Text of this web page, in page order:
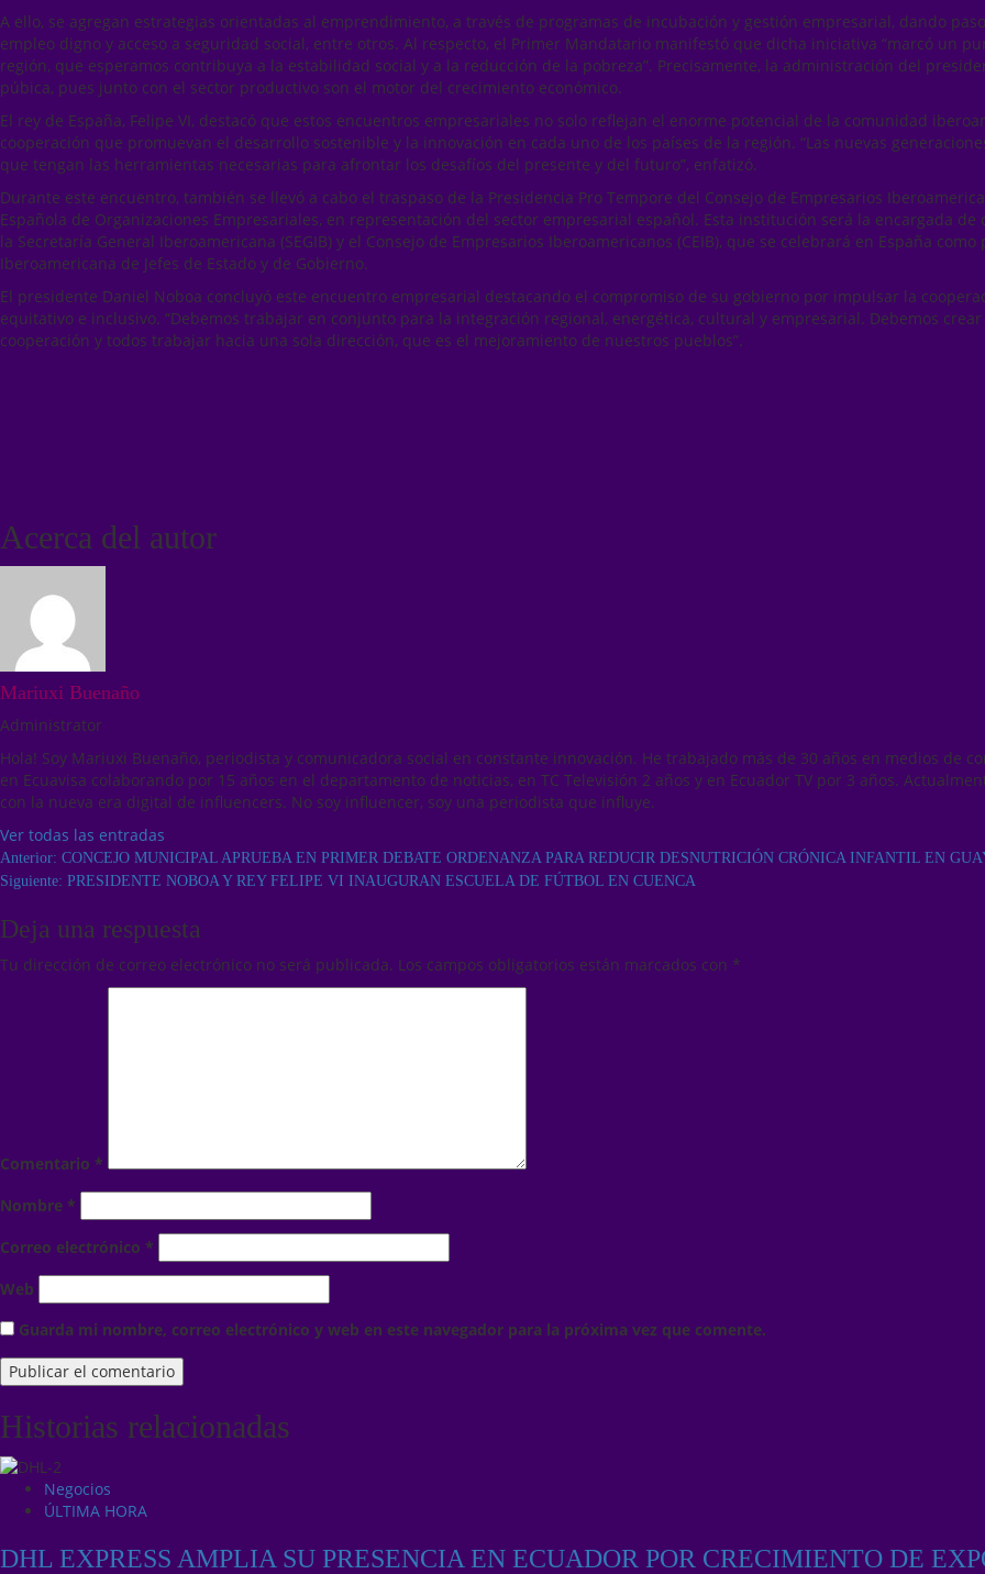
A ello, se agregan estrategias orientadas al emprendimiento, a través de programas de incubación y gestión empresarial, dando
empleo digno y acceso a seguridad social, entre otros. Al respecto, el Primer Mandatario manifestó que dicha iniciativa “marcó un
región, que esperamos contribuya a la estabilidad social y a la reducción de la pobreza”. Precisamente, la administración del
púbica, pues junto con el sector productivo son el motor del crecimiento económico.
El rey de España, Felipe VI, destacó que estos encuentros empresariales no solo reflejan el enorme potencial de la comunidad
cooperación que promuevan el desarrollo sostenible y la innovación en cada uno de los países de la región. “Las nuevas
que tengan las herramientas necesarias para afrontar los desafíos del presente y del futuro”, enfatizó.
Durante este encuentro, también se llevó a cabo el traspaso de la Presidencia Pro Tempore del Consejo de Empresarios
Española de Organizaciones Empresariales, en representación del sector empresarial español. Esta institución será la encargada
la Secretaría General Iberoamericana (SEGIB) y el Consejo de Empresarios Iberoamericanos (CEIB), que se celebrará en España
Iberoamericana de Jefes de Estado y de Gobierno.
El presidente Daniel Noboa concluyó este encuentro empresarial destacando el compromiso de su gobierno por impulsar la
equitativo e inclusivo. “Debemos trabajar en conjunto para la integración regional, energética, cultural y empresarial. Debemos
cooperación y todos trabajar hacia una sola dirección, que es el mejoramiento de nuestros pueblos”.
Acerca del autor
Mariuxi Buenaño
Administrator
Hola! Soy Mariuxi Buenaño, periodista y comunicadora social en constante innovación. He trabajado más de 30 años en medios de
en Ecuavisa colaborando por 15 años en el departamento de noticias, en TC Televisión 2 años y en Ecuador TV por 3 años.
con la nueva era digital de influencers. No soy influencer, soy una periodista que influye.
Ver todas las entradas
Anterior: CONCEJO MUNICIPAL APRUEBA EN PRIMER DEBATE ORDENANZA PARA REDUCIR DESNUTRICIÓN CRÓNICA INFANTIL EN
Siguiente: PRESIDENTE NOBOA Y REY FELIPE VI INAUGURAN ESCUELA DE FÚTBOL EN CUENCA
Deja una respuesta
Tu dirección de correo electrónico no será publicada. Los campos obligatorios están marcados con *
Comentario *
Nombre *
Correo electrónico *
Web
Guarda mi nombre, correo electrónico y web en este navegador para la próxima vez que comente.
Historias relacionadas
Negocios
ÚLTIMA HORA
DHL EXPRESS AMPLIA SU PRESENCIA EN ECUADOR POR CRECIMIENTO DE